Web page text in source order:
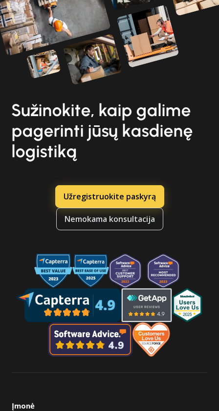
Sužinokite, kaip galime
pagerinti jūsų kasdienę
logistiką
Užregistruokite paskyrą
Nemokama konsultacija
Įmonė